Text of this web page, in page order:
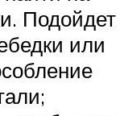
Подойдет
или